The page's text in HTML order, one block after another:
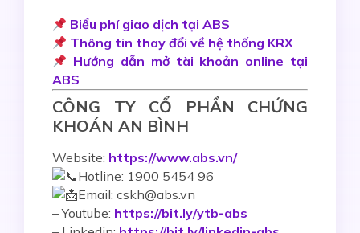
Biểu phí giao dịch tại ABS
Thông tin thay đổi về hệ thống KRX
Hướng dẫn mở tài khoản online tại
ABS
CÔNG TY CỔ PHẦN CHỨNG
KHOÁN AN BÌNH
Website: https://www.abs.vn/
Hotline: 1900 5454 96
Email: cskh@abs.vn
–Youtube: https://bit.ly/ytb-abs